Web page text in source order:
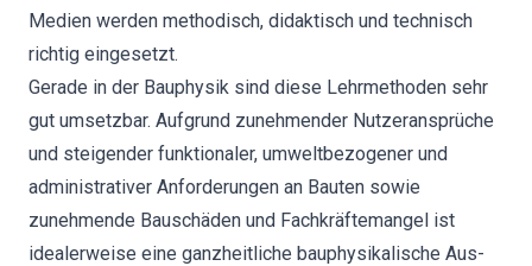
Medien werden methodisch, didaktisch und technisch
richtig eingesetzt.
Gerade in der Bauphysik sind diese Lehrmethoden sehr
gut umsetzbar. Aufgrund zunehmender Nutzeransprüche
und steigender funktionaler, umweltbezogener und
administrativer Anforderungen an Bauten sowie
zunehmende Bauschäden und Fachkräftemangel ist
idealerweise eine ganzheitliche bauphysikalische Aus-